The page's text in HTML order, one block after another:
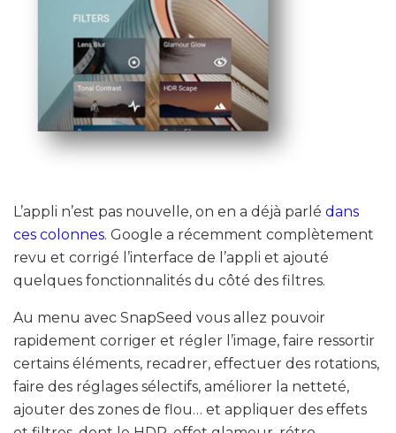
L’appli n’est pas nouvelle, on en a déjà parlé dans
ces colonnes. Google a récemment complètement
revu et corrigé l’interface de l’appli et ajouté
quelques fonctionnalités du côté des filtres.
Au menu avec SnapSeed vous allez pouvoir
rapidement corriger et régler l’image, faire ressortir
certains éléments, recadrer, effectuer des rotations,
faire des réglages sélectifs, améliorer la netteté,
ajouter des zones de flou… et appliquer des effets